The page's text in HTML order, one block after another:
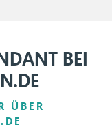
BEI
ÜBER